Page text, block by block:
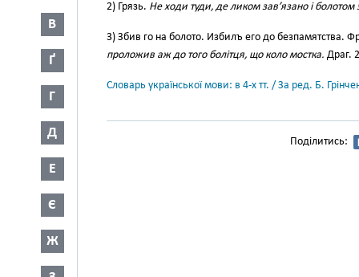
В
Ґ
Г
Д
Е
Є
Ж
2) Грязь. Не ходи туди, де ликом зав’язано і болотом
3) Збив го на болото. Избилъ его до безпамятства.
проложив аж до того болітця, що коло мостка. Драг.
Словарь української мови: в 4-х тт. / За ред. Б.
Поділитись: